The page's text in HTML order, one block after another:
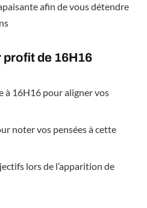
afin de vous détendre
de 16H16
16H16 pour aligner vos
noter vos pensées à cette
lors de l’apparition de